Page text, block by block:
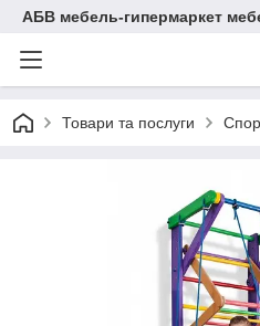
АБВ мебель-гипермаркет
Товари та послуги